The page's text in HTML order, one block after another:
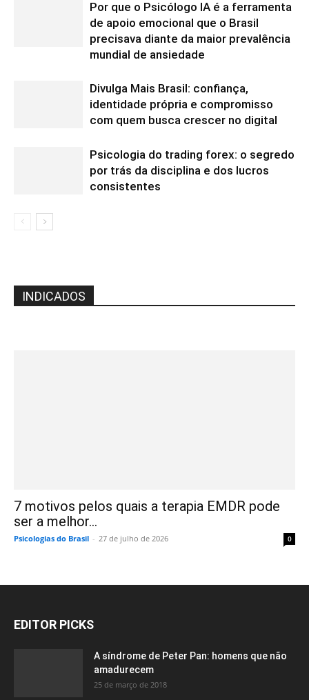
Por que o Psicólogo IA é a ferramenta
de apoio emocional que o Brasil
precisava diante da maior prevalência
mundial de ansiedade
Divulga Mais Brasil: confiança,
identidade própria e compromisso
com quem busca crescer no digital
Psicologia do trading forex: o segredo
por trás da disciplina e dos lucros
consistentes
INDICADOS
7 motivos pelos quais a terapia EMDR pode
ser a melhor...
Psicologias do Brasil - 27 de julho de 2026 0
EDITOR PICKS
A síndrome de Peter Pan: homens que não
amadurecem
25 de março de 2018